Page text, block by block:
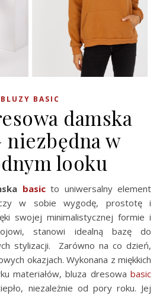
BLUZY BASIC
damska
niezbędna w
looku
basicto uniwersalny element
w sobie wygodę, prostotę i
swojej minimalistycznej formie i
stanowi idealną bazę do
stylizacji. Zarówno na co dzień,
okazjach. Wykonana z miękkich
materiałów, bluza dresowa basic
niezależnie od pory roku. Jej